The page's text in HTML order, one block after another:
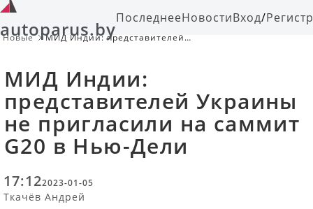
autoparus.byПоследнееНовостиВход/
Новые
МИД Индии: представителей
МИД Индии:
представителей Украины
не пригласили на саммит
G20 в Нью-Дели
17:122023-01-05
Ткачёв Андрей